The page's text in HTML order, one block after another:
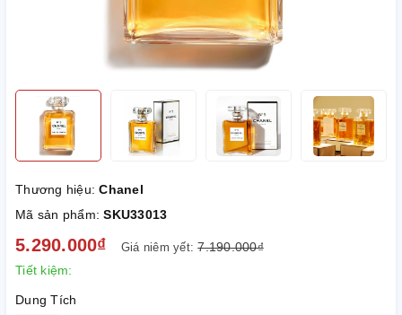
Thương hiệu:Chanel
Mã sản phẩm:SKU33013
5.290.000₫ Giá niêm yết:7.190.000₫
Tiết kiệm:
Dung Tích